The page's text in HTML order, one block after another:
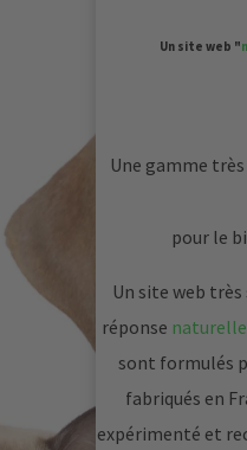
Un site web "
Une gamme
pour le
Un site web
réponse naturelle
sont formulés
fabriqués en
expérimenté et